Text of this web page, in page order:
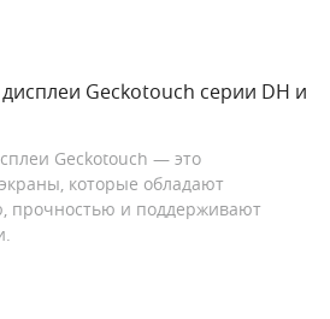
Geckotouch серии DH и
Geckotouch — это
которые обладают
прочностью и поддерживают